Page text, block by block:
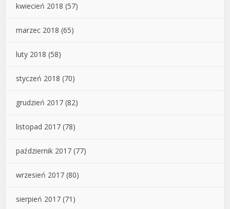
kwiecień 2018 (57)
marzec 2018 (65)
luty 2018 (58)
styczeń 2018 (70)
grudzień 2017 (82)
listopad 2017 (78)
październik 2017 (77)
wrzesień 2017 (80)
sierpień 2017 (71)